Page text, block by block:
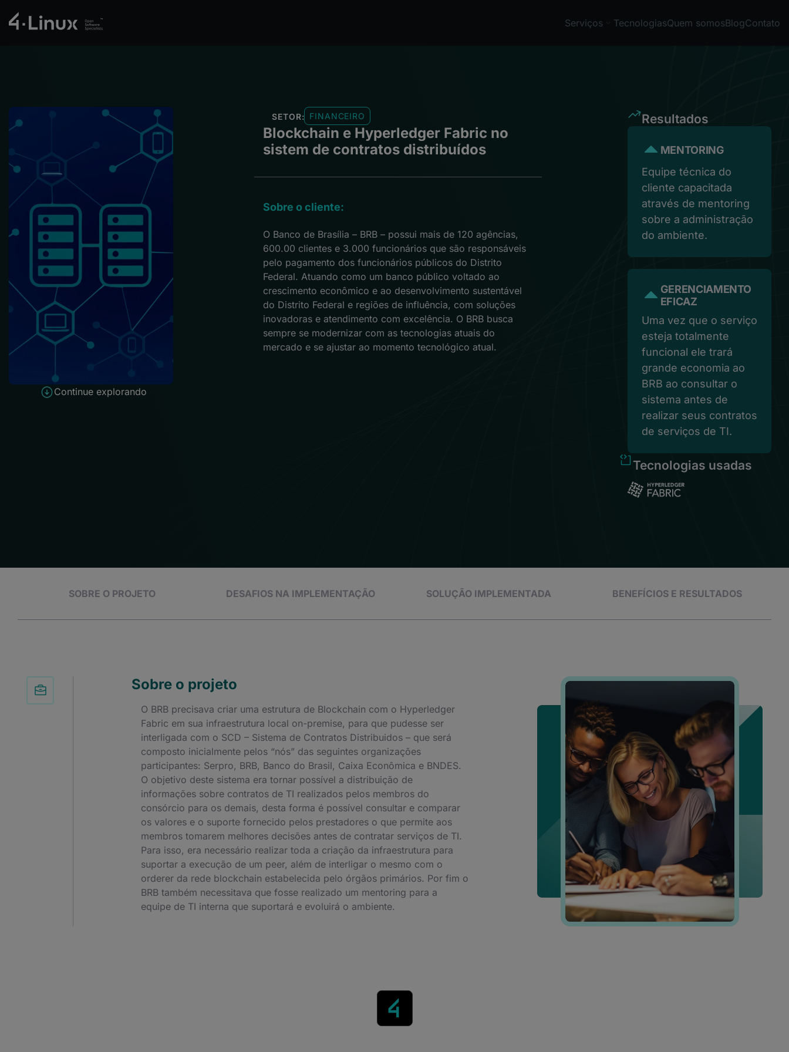
Serviços TecnologiasQuem somosBlogContato
Continue explorando
SETOR: FINANCEIRO
Blockchain e Hyperledger Fabric no
sistem de contratos distribuídos
Sobre o cliente:
O Banco de Brasília – BRB – possui mais de 120 agências,
600.00 clientes e 3.000 funcionários que são responsáveis
pelo pagamento dos funcionários públicos do Distrito
Federal. Atuando como um banco público voltado ao
crescimento econômico e ao desenvolvimento sustentável
do Distrito Federal e regiões de influência, com soluções
inovadoras e atendimento com excelência. O BRB busca
sempre se modernizar com as tecnologias atuais do
mercado e se ajustar ao momento tecnológico atual.
Resultados
MENTORING
Equipe técnica do
cliente capacitada
através de mentoring
sobre a administração
do ambiente.
GERENCIAMENTO
EFICAZ
Uma vez que o serviço
esteja totalmente
funcional ele trará
grande economia ao
BRB ao consultar o
sistema antes de
realizar seus contratos
de serviços de TI.
Tecnologias usadas
SOBRE O PROJETO DESAFIOS NA IMPLEMENTAÇÃO SOLUÇÃO IMPLEMENTADA BENEFÍCIOS E RESULTADOS
Sobre o projeto
O BRB precisava criar uma estrutura de Blockchain com o Hyperledger
Fabric em sua infraestrutura local on-premise, para que pudesse ser
interligada com o SCD – Sistema de Contratos Distribuidos – que será
composto inicialmente pelos “nós” das seguintes organizações
participantes: Serpro, BRB, Banco do Brasil, Caixa Econômica e BNDES.
O objetivo deste sistema era tornar possível a distribuição de
informações sobre contratos de TI realizados pelos membros do
consórcio para os demais, desta forma é possível consultar e comparar
os valores e o suporte fornecido pelos prestadores o que permite aos
membros tomarem melhores decisões antes de contratar serviços de TI.
Para isso, era necessário realizar toda a criação da infraestrutura para
suportar a execução de um peer, além de interligar o mesmo com o
orderer da rede blockchain estabelecida pelo órgãos primários. Por fim o
BRB também necessitava que fosse realizado um mentoring para a
equipe de TI interna que suportará e evoluirá o ambiente.